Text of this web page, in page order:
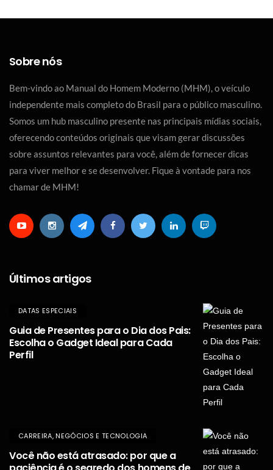
Sobre nós
Bem-vindo ao Manual do Homem Moderno (MHM), o veículo
independente mais completo do Brasil para o público masculino.
Somos um hub masculino presente nas principais mídias sociais,
oferecendo conteúdos originais que visam gerar discussões
sobre assuntos relevantes para você, além de fornecer dicas
para viver melhor e se desenvolver. Fique à vontade para nos
chamar de MHM!
Últimos artigos
DATAS ESPECIAIS
Guia de Presentes para o Dia dos Pais:
Escolha o Gadget Ideal para Cada
Perfil
CARREIRA, NEGÓCIOS E TECNOLOGIA
Você não está atrasado: por que a